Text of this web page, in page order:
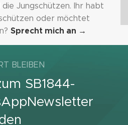
Jungschützen. Ihr habt
oder möchtet
Sprecht mich an →
BLEIBEN
SB1844-